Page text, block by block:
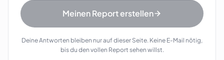
Meinen Report erstellen
Deine Antworten bleiben nur auf dieser Seite. Keine E-Mail nötig,
bis du den vollen Report sehen willst.